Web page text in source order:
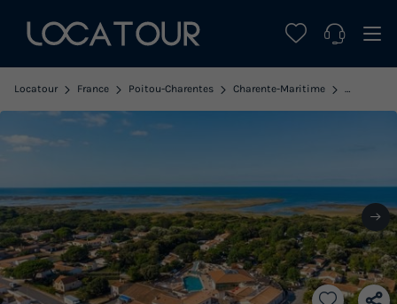
Locatour France Poitou-Charentes Charente-Maritime Saint